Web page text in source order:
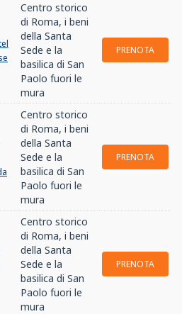
Centro storico
di Roma, i beni
della Santa
Sede e la
basilica di San
Paolo fuori le
mura
PRENOTA
Centro storico
di Roma, i beni
della Santa
Sede e la
basilica di San
Paolo fuori le
mura
PRENOTA
Centro storico
di Roma, i beni
della Santa
Sede e la
basilica di San
Paolo fuori le
mura
PRENOTA